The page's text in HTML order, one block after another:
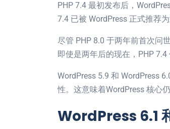
PHP 7.4 最初发布后，
7.4 已被 WordPress 正式推荐
尽管 PHP 8.0 于两年前首次问
即使是两年后的现在，PHP 7.4
WordPress 5.9 和 WordPress
性。这意味着WordPress 核心
WordPress 6.1